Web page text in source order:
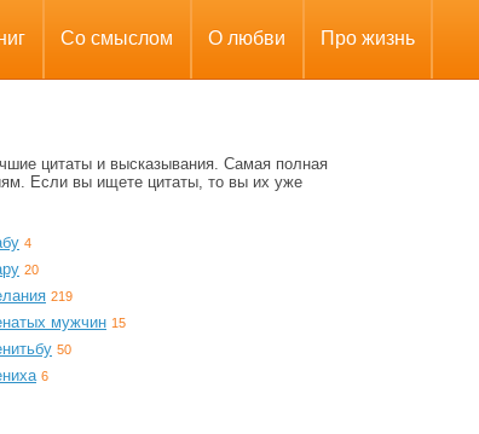
Со смыслом О любви Про жизнь
цитаты и высказывания. Самая полная
Если вы ищете цитаты, то вы их уже
4
20
219
мужчин 15
50
6